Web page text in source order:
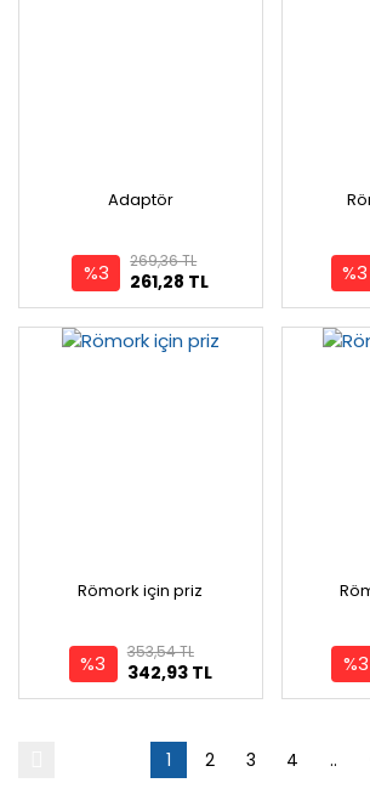
Adaptör
%3 261,28 TL
269,36 TL %3
Römork için priz
%3 342,93 TL
353,54 TL %3
1 2 3 4 ..